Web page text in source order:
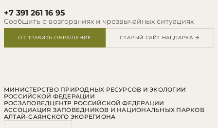
+7 391 261 16 95
Сообщить о возгораниях и чрезвычайных ситуациях
ОТПРАВИТЬ ОБРАЩЕНИЕ СТАРЫЙ САЙТ НАЦПАРКА →
МИНИСТЕРСТВО ПРИРОДНЫХ РЕСУРСОВ И ЭКОЛОГИИ
РОССИЙСКОЙ ФЕДЕРАЦИИ
РОСЗАПОВЕДЦЕНТР РОССИЙСКОЙ ФЕДЕРАЦИИ
АССОЦИАЦИЯ ЗАПОВЕДНИКОВ И НАЦИОНАЛЬНЫХ ПАРКОВ
АЛТАЙ-САЯНСКОГО ЭКОРЕГИОНА